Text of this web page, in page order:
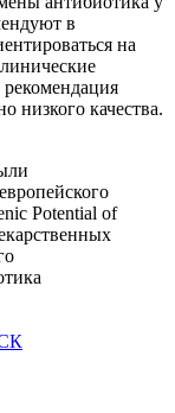
в
на
рекомендация
низкого качества.
Potential of